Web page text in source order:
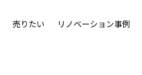
売りたい リノベーション事例